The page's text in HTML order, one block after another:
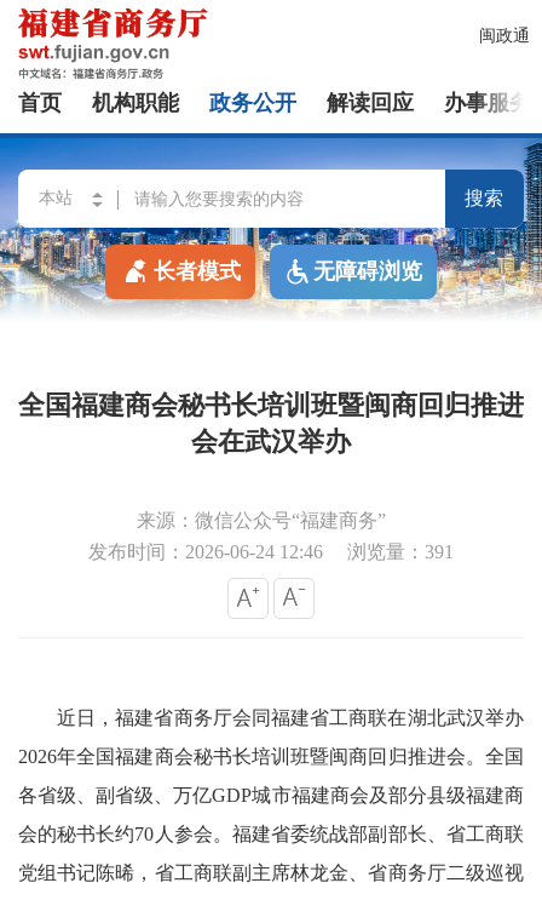
闽政通
首页 机构职能 政务公开 解读回应 办事服务
搜索
长者模式 无障碍浏览
全国福建商会秘书长培训班暨闽商回归推进
会在武汉举办
来源：微信公众号“福建商务”
发布时间：2026-06-24 12:46
浏览量：391
近日，福建省商务厅会同福建省工商联在湖北武汉举办
2026年全国福建商会秘书长培训班暨闽商回归推进会。全国
各省级、副省级、万亿GDP城市福建商会及部分县级福建商
会的秘书长约70人参会。福建省委统战部副部长、省工商联
党组书记陈晞，省工商联副主席林龙金、省商务厅二级巡视